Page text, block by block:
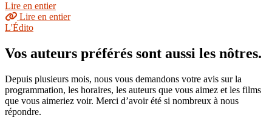
Lire en entier
Lire en entier
L'Édito
Vos auteurs préférés sont aussi les nôtres.
Depuis plusieurs mois, nous vous demandons votre avis sur la
programmation, les horaires, les auteurs que vous aimez et les films
que vous aimeriez voir. Merci d’avoir été si nombreux à nous
répondre.